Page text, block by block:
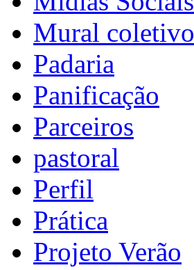
Mural coletivo
Padaria
Panificação
Parceiros
pastoral
Perfil
Prática
Projeto Verão